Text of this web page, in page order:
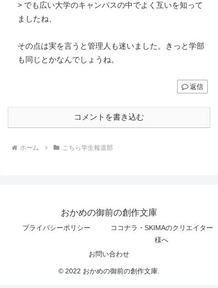
> でも広い大学のキャンパスの中でよく互いを知って
ましたね、
その点は実を言うと管理人も迷いました。きっと学部
も同じとかなんでしょうね。
返信
コメントを書き込む
ホーム こちら学生報道部
おかめの御前の創作文庫
プライバシーポリシー
ココナラ・SKIMAのクリエイター
様へ
お問い合わせ
© 2022 おかめの御前の創作文庫.